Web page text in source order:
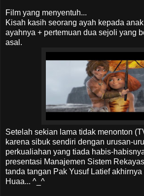
Film yang menyentuh...
Kisah kasih seorang ayah kepada
ayahnya + pertemuan dua sejoli yang
asal.
Setelah sekian lama tidak menonton
karena sibuk sendiri dengan urusan-
perkualiahan yang tiada habis-
presentasi Manajemen Sistem
tanda tangan Pak Yusuf Latief
Huaa... ^_^